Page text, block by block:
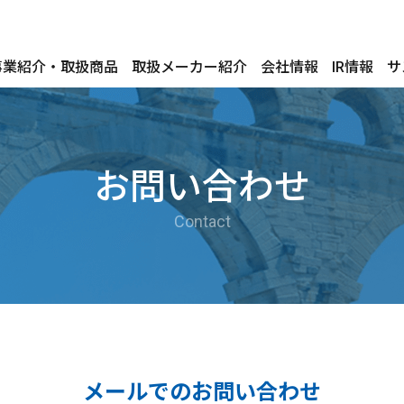
紹介・取扱商品 取扱メーカー紹介 会社情報 IR情報
お問い合わせ
Contact
メールでのお問い合わせ